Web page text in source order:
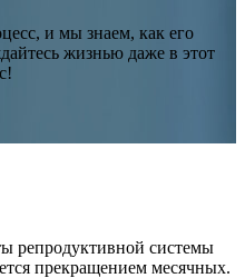
и мы знаем, как его
жизнью даже в этот
репродуктивной системы
прекращением месячных.